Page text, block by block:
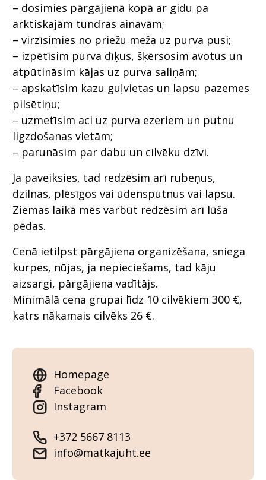
– dosimies pārgājienā kopā ar gidu pa
arktiskajām tundras ainavām;
– virzīsimies no priežu meža uz purva pusi;
– izpētīsim purva dīķus, šķērsosim avotus un
atpūtināsim kājas uz purva saliņām;
– apskatīsim kazu guļvietas un lapsu pazemes
pilsētiņu;
– uzmetīsim aci uz purva ezeriem un putnu
ligzdošanas vietām;
– parunāsim par dabu un cilvēku dzīvi.
Ja paveiksies, tad redzēsim arī rubeņus,
dzilnas, plēsīgos vai ūdensputnus vai lapsu.
Ziemas laikā mēs varbūt redzēsim arī lūša
pēdas.
Cenā ietilpst pārgājiena organizēšana, sniega
kurpes, nūjas, ja nepieciešams, tad kāju
aizsargi, pārgājiena vadītājs.
Minimālā cena grupai līdz 10 cilvēkiem 300 €,
katrs nākamais cilvēks 26 €.
Homepage
Facebook
Instagram
+372 5667 8113
info@matkajuht.ee